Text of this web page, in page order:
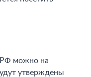
можно на
утверждены